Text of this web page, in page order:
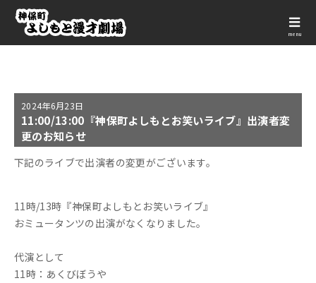
menu
2024年6月23日
11:00/13:00『神保町よしもとお笑いライブ』出演者変
更のお知らせ
下記のライブで出演者の変更がございます。
11時/13時『神保町よしもとお笑いライブ』
おミュータンツの出演がなくなりました。
代演として
11時：あくびぼうや